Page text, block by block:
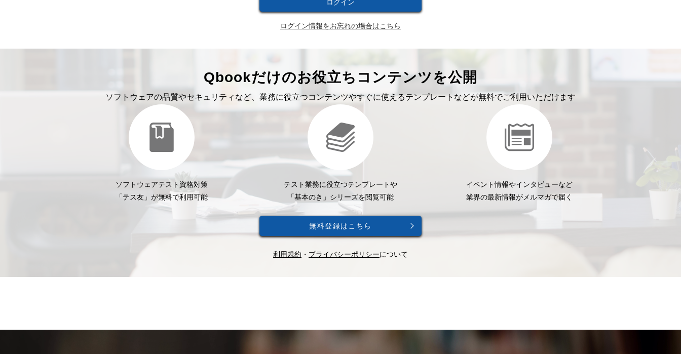
ログイン情報をお忘れの場合はこちら
Qbookだけのお役立ちコンテンツを公開
ソフトウェアの品質やセキュリティなど、業務に役立つコンテンツやすぐに使えるテンプレートなどが無料でご利用いただけます
ソフトウェアテスト資格対策
「テス友」が無料で利用可能
テスト業務に役立つテンプレートや
「基本のき」シリーズを閲覧可能
イベント情報やインタビューなど
業界の最新情報がメルマガで届く
無料登録はこちら
利用規約 ・ プライバシーポリシーについて